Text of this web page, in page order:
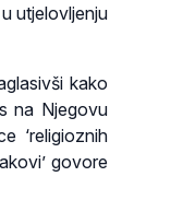
utjelovljenju
kako
na Njegovu
‘religioznih
govore